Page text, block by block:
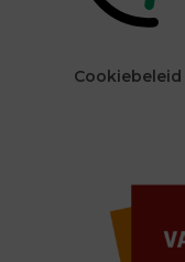
Cookiebeleid